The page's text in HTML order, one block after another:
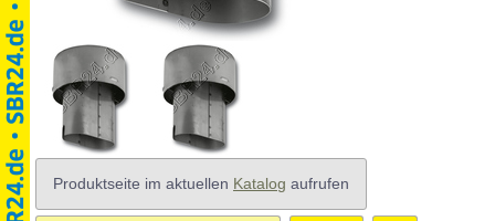
Produktseite im aktuellen Katalog aufrufen